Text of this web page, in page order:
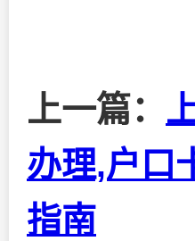
上一篇：
办理,户口
指南